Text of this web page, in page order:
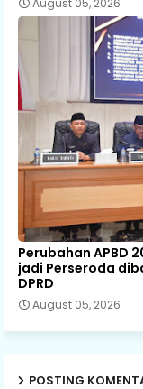
August 05, 2026
Perubahan APBD
jadi Perseroda
DPRD
August 05, 2026
POSTING